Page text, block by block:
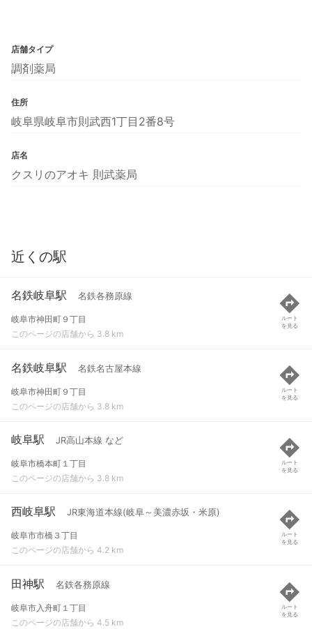
店舗タイプ
調剤薬局
住所
岐阜県岐阜市則武西1丁目2番8号
店名
クスリのアオキ 則武薬局
近くの駅
名鉄岐阜駅 名鉄各務原線
岐阜市神田町９丁目
このページの店舗から 3.8 km
ルート
を見る
名鉄岐阜駅 名鉄名古屋本線
岐阜市神田町９丁目
このページの店舗から 3.8 km
ルート
を見る
岐阜駅 JR高山本線 など
岐阜市橋本町１丁目
このページの店舗から 3.8 km
ルート
を見る
西岐阜駅 JR東海道本線(岐阜～美濃赤坂・米原)
岐阜市市橋３丁目
このページの店舗から 4.2 km
ルート
を見る
田神駅 名鉄各務原線
岐阜市入舟町１丁目
このページの店舗から 4.5 km
ルート
を見る